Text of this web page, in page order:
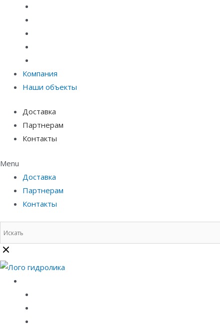
Компания
Наши объекты
Доставка
Партнерам
Контакты
Menu
Доставка
Партнерам
Контакты